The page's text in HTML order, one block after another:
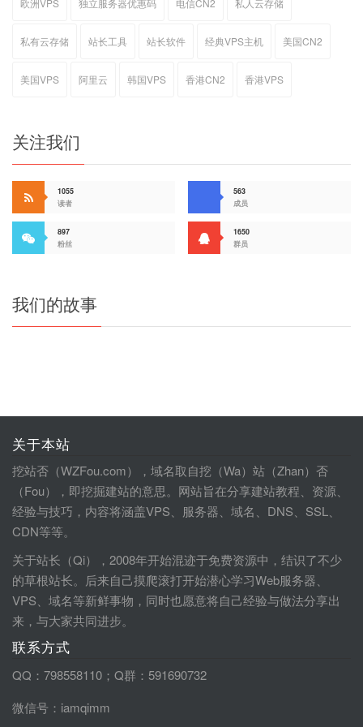
欧洲VPS 独立服务器优惠码 电信CN2 私人云存储
私有云存储 站长工具 站长软件 经典VPS主机 美国CN2
美国VPS 阿里云 韩国VPS 香港CN2 香港VPS
关注我们
1055
读者
563
成员
897
粉丝
1650
群员
我们的故事
关于本站
挖站否（WZFou.com），域名取自挖（Wa）站（Zhan）否
（Fou），即挖掘建站的意思。网站旨在分享建站教程、资源、
经验与技巧，内容将涵盖VPS、服务器、域名、DNS、SSL、
CDN等等。
关于站长（Qi），2008年开始混迹于免费资源中，结识了不少
的草根站长。后来自己摸爬滚打开始潜心学习Web服务器、
VPS、域名等新鲜事物，同时也愿意将自己经验与做法分享出
来，与大家共同进步。
联系方式
QQ：798558110；Q群：591690732
微信号：iamqimm